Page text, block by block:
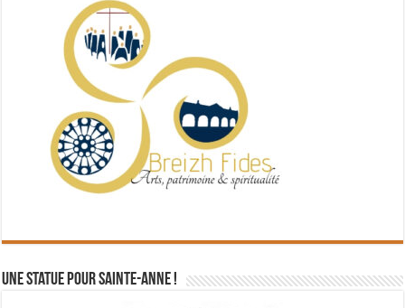
Une statue pour Sainte-Anne !